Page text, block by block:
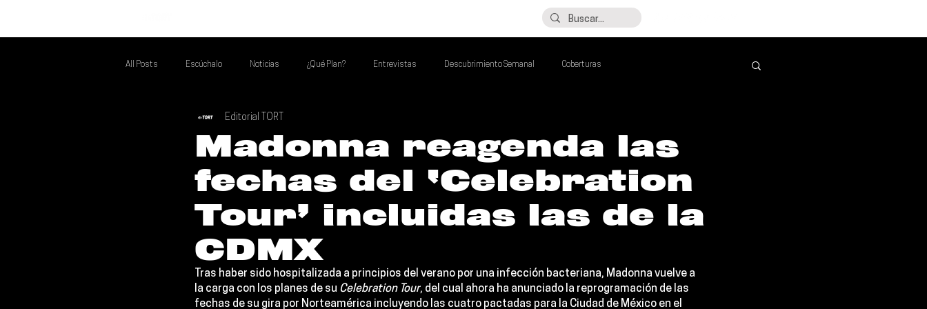
All Posts Escúchalo Noticias ¿Qué Plan? Entrevistas Descubrimiento Semanal Coberturas
Si Te Gusta... Te Recomendamos A...
Poder Latino Que Descubrir Mejores de la Semana Talento Mexa Semanal Álbumes de la Semana
Madonna reagenda las
fechas del ‘Celebration
Tour’ incluidas las de la
CDMX
Editorial TORT
Tras haber sido hospitalizada a principios del verano por una infección bacteriana, Madonna vuelve a
la carga con los planes de su Celebration Tour, del cual ahora ha anunciado la reprogramación de las
fechas de su gira por Norteamérica incluyendo las cuatro pactadas para la Ciudad de México en el